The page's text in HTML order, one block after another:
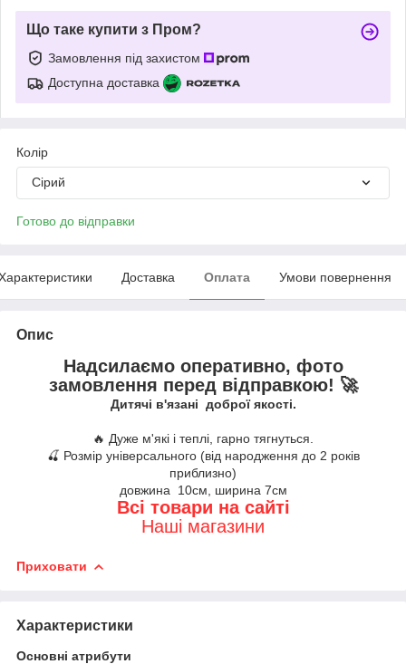
Що таке купити з Пром?
Замовлення під захистом
Доступна доставка
Колір
Сірий
Готово до відправки
Доставка Оплата Умови повернення
Опис
Надсилаємо оперативно, фото
замовлення перед відправкою! 🚀
Дитячі в'язані доброї якості.
🔥 Дуже м'які і теплі, гарно тягнуться.
🍒 Розмір універсального (від народження до 2 років
приблизно)
довжина 10см, ширина 7см
Всі товари на сайті
Наші магазини
Приховати
Характеристики
Основні атрибути